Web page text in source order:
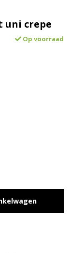
uni crepe
Op voorraad